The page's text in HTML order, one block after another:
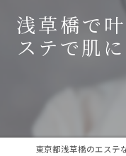
浅草橋で
ステで肌